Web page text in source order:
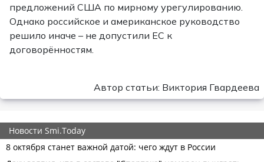
предложений США по мирному урегулированию.
Однако российское и американское руководство
решило иначе – не допустили ЕС к
договорённостям.
Автор статьи: Виктория Гвардеева